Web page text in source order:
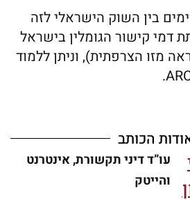
בין השוק הישראלי לזה
דמי קישור הגומלין בישראל
השראה מזו הצרפתית), וניתן ללמוד
הכותב
עו”ד דיני תקשורת, אינטרנט
והייטק